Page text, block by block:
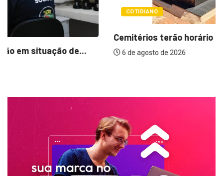
COTIDIANO
Cemitérios terão horário especial e missas no...
6 de agosto de 2026